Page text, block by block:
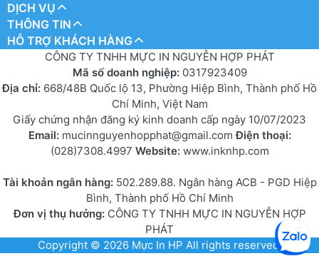
DỊCH VỤ
THÔNG TIN
HỖ TRỢ KHÁCH HÀNG
CÔNG TY TNHH MỰC IN NGUYỄN HỢP PHÁT
Mã số doanh nghiệp: 0317923409
Địa chỉ: 668/48B Quốc lộ 13, Phường Hiệp Bình, Thành phố Hồ
Chí Minh, Việt Nam
Giấy chứng nhận đăng ký kinh doanh cấp ngày 10/07/2023
Email: mucinnguyenhopphat@gmail.comĐiện thoại:
(028)7308.4997 Website: www.inknhp.com
Tài khoản ngân hàng: 502.289.88. Ngân hàng ACB - PGD Hiệp
Bình, Thành phố Hồ Chí Minh
Đơn vị thụ hưởng:CÔNG TY TNHH MỰC IN NGUYỄN HỢP
PHÁT
Copyright © 2026 Mực In HP All rights reserved.